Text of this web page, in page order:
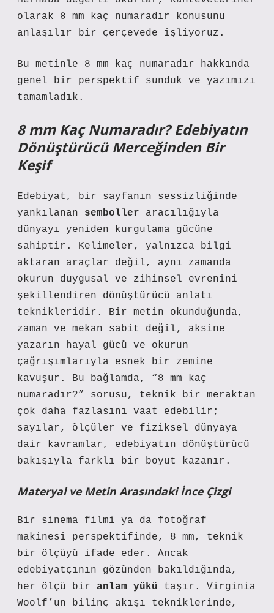
olarak 8 mm kaç numaradır konusunu
anlaşılır bir çerçevede işliyoruz.
Bu metinle 8 mm kaç numaradır hakkında
genel bir perspektif sunduk ve yazımızı
tamamladık.
8 mm Kaç Numaradır? Edebiyatın
Dönüştürücü Merceğinden Bir
Keşif
Edebiyat, bir sayfanın sessizliğinde
yankılanan semboller aracılığıyla
dünyayı yeniden kurgulama gücüne
sahiptir. Kelimeler, yalnızca bilgi
aktaran araçlar değil, aynı zamanda
okurun duygusal ve zihinsel evrenini
şekillendiren dönüştürücü anlatı
teknikleridir. Bir metin okunduğunda,
zaman ve mekan sabit değil, aksine
yazarın hayal gücü ve okurun
çağrışımlarıyla esnek bir zemine
kavuşur. Bu bağlamda, “8 mm kaç
numaradır?” sorusu, teknik bir meraktan
çok daha fazlasını vaat edebilir;
sayılar, ölçüler ve fiziksel dünyaya
dair kavramlar, edebiyatın dönüştürücü
bakışıyla farklı bir boyut kazanır.
Materyal ve Metin Arasındaki İnce Çizgi
Bir sinema filmi ya da fotoğraf
makinesi perspektifinde, 8 mm, teknik
bir ölçüyü ifade eder. Ancak
edebiyatçının gözünden bakıldığında,
her ölçü bir anlam yükü taşır. Virginia
Woolf’un bilinç akışı tekniklerinde,